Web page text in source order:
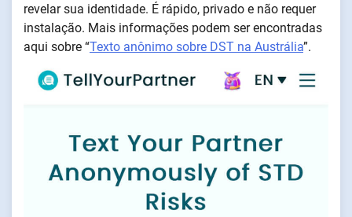
revelar sua identidade. É rápido, privado e não requer
instalação. Mais informações podem ser encontradas
aqui sobre “Texto anônimo sobre DST na Austrália”.